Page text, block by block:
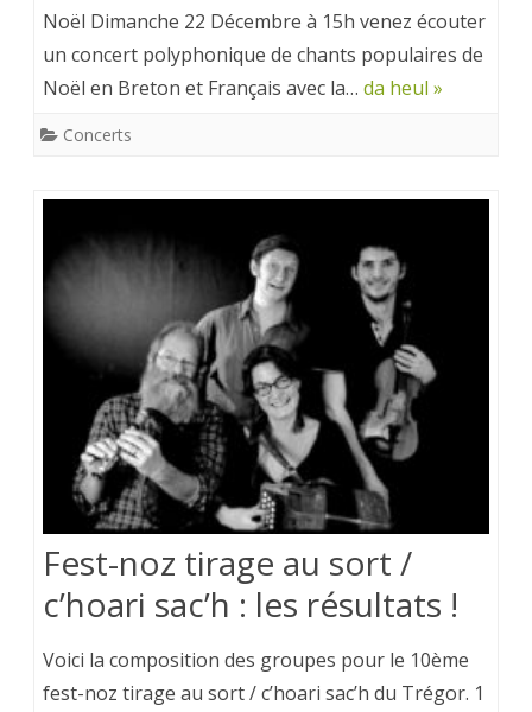
Noël Dimanche 22 Décembre à 15h venez écouter
un concert polyphonique de chants populaires de
Noël en Breton et Français avec la… da heul »
Concerts
Fest-noz tirage au sort /
c’hoari sac’h : les résultats !
Voici la composition des groupes pour le 10ème
fest-noz tirage au sort / c’hoari sac’h du Trégor. 1